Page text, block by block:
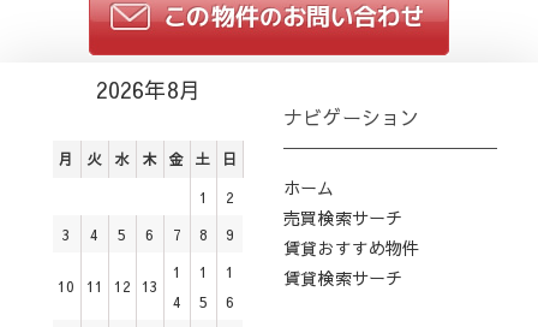
2026年8月
月 火 水 木 金 土 日
1
2
3
4 5 6 7 8 9
10 11 12 13
1
4
1
5
1
6
ナビゲーション
ホーム
売買検索サーチ
賃貸おすすめ物件
賃貸検索サーチ